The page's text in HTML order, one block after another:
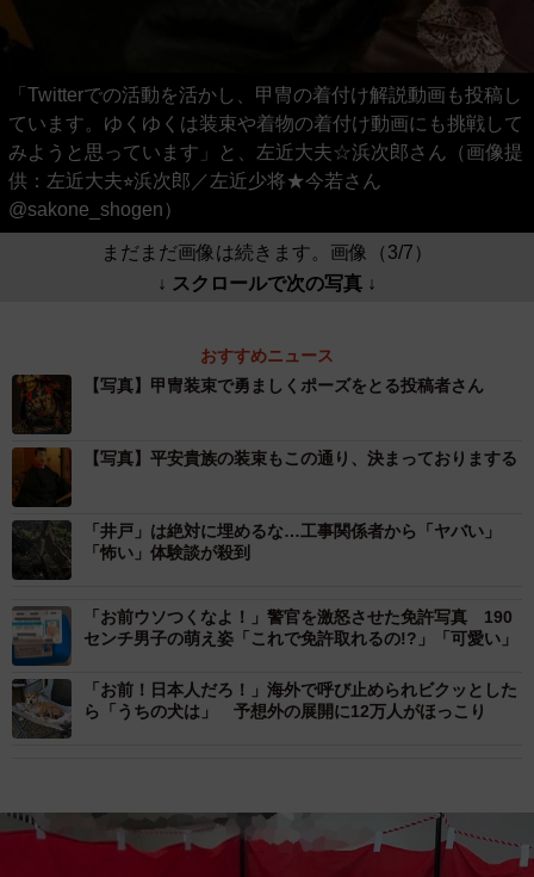
「Twitterでの活動を活かし、甲冑の着付け解説動画も投稿し
ています。ゆくゆくは装束や着物の着付け動画にも挑戦して
みようと思っています」と、左近大夫☆浜次郎さん（画像提
供：左近大夫⭐︎浜次郎／左近少将★今若さん
@sakone_shogen）
まだまだ画像は続きます。画像（3/7）
↓ スクロールで次の写真 ↓
おすすめニュース
【写真】甲冑装束で勇ましくポーズをとる投稿者さん
【写真】平安貴族の装束もこの通り、決まっておりまする
「井戸」は絶対に埋めるな…工事関係者から「ヤバい」
「怖い」体験談が殺到
「お前ウソつくなよ！」警官を激怒させた免許写真 190
センチ男子の萌え姿「これで免許取れるの!?」「可愛い」
「お前！日本人だろ！」海外で呼び止められビクッとした
ら「うちの犬は」 予想外の展開に12万人がほっこり